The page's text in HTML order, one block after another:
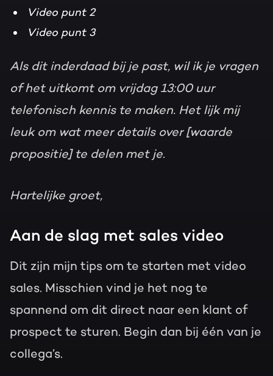
Video punt 2
Video punt 3
Als dit inderdaad bij je past, wil ik je vragen
of het uitkomt om vrijdag 13:00 uur
telefonisch kennis te maken. Het lijk mij
leuk om wat meer details over [waarde
propositie] te delen met je.
Hartelijke groet,
Aan de slag met sales video
Dit zijn mijn tips om te starten met video
sales. Misschien vind je het nog te
spannend om dit direct naar een klant of
prospect te sturen. Begin dan bij één van je
collega’s.